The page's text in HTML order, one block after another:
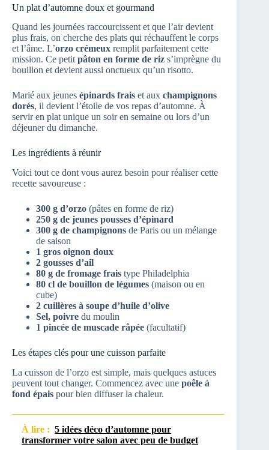
Un plat d’automne doux et gourmand
Quand les journées raccourcissent et que l’air devient
plus frais, on cherche des plats qui réchauffent le corps
et l’âme. L’orzo crémeux remplit parfaitement cette
mission. Ce petit pâton en forme de riz s’imprègne du
bouillon et devient aussi onctueux qu’un risotto.
Marié aux jeunes épinards frais et aux champignons
dorés, il devient l’étoile de vos repas d’automne. À
servir en plat unique un soir en semaine ou lors d’un
déjeuner du dimanche.
Les ingrédients à réunir
Voici tout ce dont vous aurez besoin pour réaliser cette
recette savoureuse :
300 g d’orzo (pâtes en forme de riz)
250 g de jeunes pousses d’épinard
300 g de champignons de Paris ou un mélange
de saison
1 gros oignon doux
2 gousses d’ail
80 g de fromage frais type Philadelphia
80 cl de bouillon de légumes (maison ou en
cube)
2 cuillères à soupe d’huile d’olive
Sel, poivre du moulin
1 pincée de muscade râpée (facultatif)
Les étapes clés pour une cuisson parfaite
La cuisson de l’orzo est simple, mais quelques astuces
peuvent tout changer. Commencez avec une poêle à
fond épais pour bien diffuser la chaleur.
À lire : 5 idées déco d’automne pour
transformer votre salon avec peu de budget